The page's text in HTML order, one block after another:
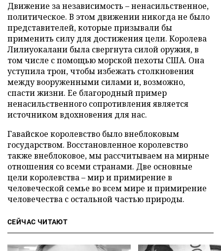
Движение за независимость – ненасильственное,
политическое. В этом движении никогда не было
представителей, которые призывали бы
применить силу для достижения цели. Королева
Лилиуокалани была свергнута силой оружия, в
том числе с помощью морской пехоты США. Она
уступила трон, чтобы избежать столкновения
между вооруженными силами и, возможно,
спасти жизни. Ее благородный пример
ненасильственного сопротивления является
источником вдохновения для нас.
Гавайское королевство было внеблоковым
государством. Восстановленное королевство
также внеблоковое, мы рассчитываем на мирные
отношения со всеми странами. Две основные
цели королевства – мир и примирение в
человеческой семье во всем мире и примирение
человечества с остальной частью природы.
СЕЙЧАС ЧИТАЮТ